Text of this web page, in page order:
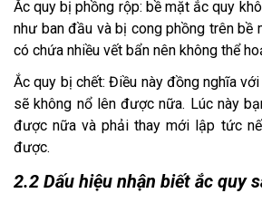
Ắc quy bị phồng rộp: bề mặt ắc quy
như ban đầu và bị cong phồng trên bề
có chứa nhiều vết bẩn nên không thể
Ắc quy bị chết: Điều này đồng nghĩa
sẽ không nổ lên được nữa. Lúc này
được nữa và phải thay mới lập tức
được.
2.2 Dấu hiệu nhận biết ắc quy